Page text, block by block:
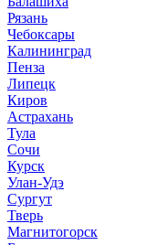
Рязань
Чебоксары
Калининград
Пенза
Липецк
Киров
Астрахань
Тула
Сочи
Курск
Улан-Удэ
Сургут
Тверь
Магнитогорск